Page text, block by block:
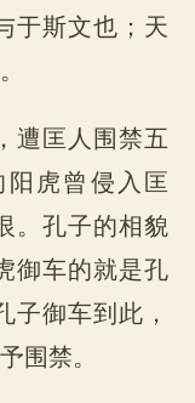
于斯文也；天
遭匡人围禁五
虎曾侵入匡
。孔子的相貌
御车的就是孔
御车到此，
围禁。